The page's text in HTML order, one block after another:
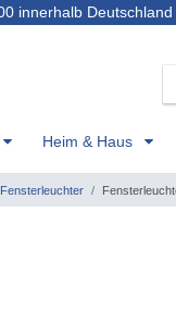
innerhalb Deutschland
Heim & Haus
Fensterleuchter